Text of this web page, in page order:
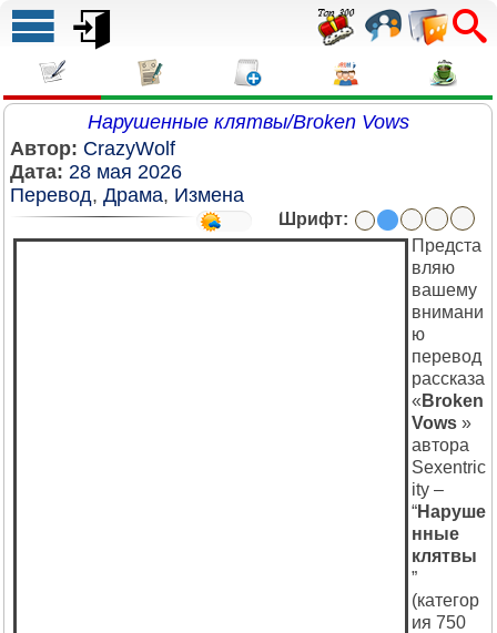
Нарушенные клятвы/Broken Vows
Автор: CrazyWolf
Дата: 28 мая 2026
Перевод, Драма, Измена
Шрифт:
Предста
вляю
вашему
внимани
ю
перевод
рассказа
« Broken
Vows »
автора
Sexentric
ity –
“Наруше
нные
клятвы
”
(категор
ия 750